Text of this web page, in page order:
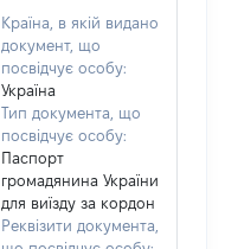
Країна, в якій видано
документ, що
посвідчує особу:
Україна
Тип документа, що
посвідчує особу:
Паспорт
громадянина України
для виїзду за кордон
Реквізити документа,